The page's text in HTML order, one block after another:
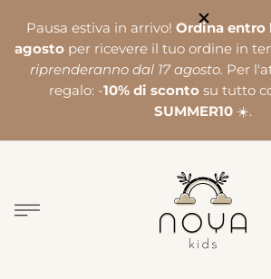
Pausa estiva in arrivo! Ordina entro
agosto per ricevere il tuo ordine in
riprenderanno dal 17 agosto. Per
regalo: -10% di scontosu tutto
SUMMER10 ☀️.
del
negozio"